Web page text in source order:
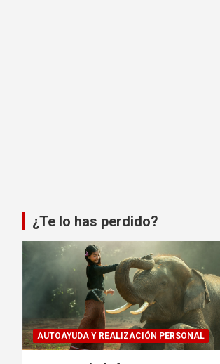
¿Te lo has perdido?
AUTOAYUDA Y REALIZACIÓN PERSONAL